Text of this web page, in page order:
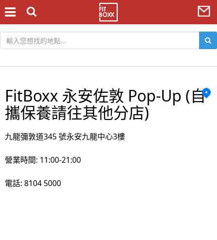
FitBoxx 永安佐敦 Pop-Up (自
攜保養請往其他分店)
九龍彌敦道345 號永安九龍中心3樓
營業時間: 11:00-21:00
電話: 8104 5000